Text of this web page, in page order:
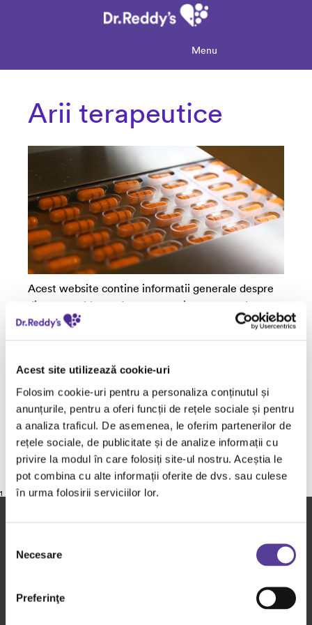
Acest site utilizează cookie-uri
Folosim cookie-uri pentru a personaliza conținutul și
anunțurile, pentru a oferi funcții de rețele sociale și pentru
a analiza traficul. De asemenea, le oferim partenerilor de
rețele sociale, de publicitate și de analize informații cu
privire la modul în care folosiți site-ul nostru. Aceștia le
pot combina cu alte informații oferite de dvs. sau culese
în urma folosirii serviciilor lor.
consimțământului
Necesare
Preferinţe
Menu
Arii terapeutice
Acest website contine informatii generale despre
diverse probleme de sanatate si tratamentele
aferente. Acestea sunt oferite doar cu scop
Pacientii nu vor folosi informatiile continute pe
acest website pentru auto-diagnosticare.
Le recomandam pacientilor sa apeleze la consultatii
medicale de specialitate pentru orice forma de
diagnostic sau de tratament.
1
Dr. Reddy's in - Romania
Promisiunile noastre